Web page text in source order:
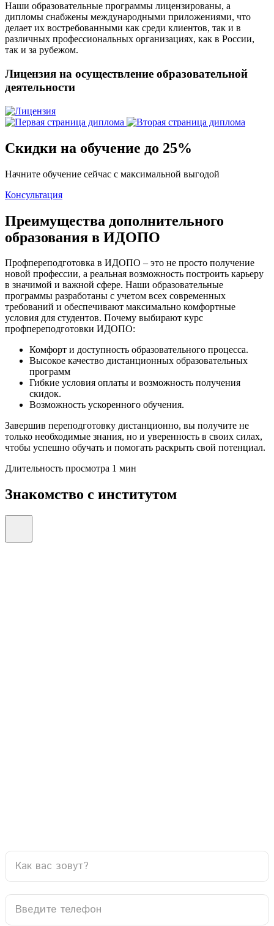
Наши образовательные программы лицензированы, а
дипломы снабжены международными приложениями, что
делает их востребованными как среди клиентов, так и в
различных профессиональных организациях, как в России,
так и за рубежом.
Лицензия на осуществление образовательной
деятельности
Скидки на обучение до 25%
Начните обучение сейчас с максимальной выгодой
Консультация
Преимущества дополнительного
образования в ИДОПО
Профпереподготовка в ИДОПО – это не просто получение
новой профессии, а реальная возможность построить карьеру
в значимой и важной сфере. Наши образовательные
программы разработаны с учетом всех современных
требований и обеспечивают максимально комфортные
условия для студентов. Почему выбирают курс
профпереподготовки ИДОПО:
Комфорт и доступность образовательного процесса.
Высокое качество дистанционных образовательных
программ
Гибкие условия оплаты и возможность получения
скидок.
Возможность ускоренного обучения.
Завершив переподготовку дистанционно, вы получите не
только необходимые знания, но и уверенность в своих силах,
чтобы успешно обучать и помогать раскрыть свой потенциал.
Длительность просмотра 1 мин
Знакомство с институтом